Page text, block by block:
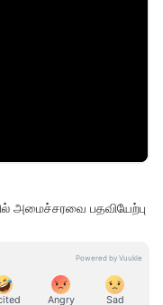
அமைச்சரவை பதவியேற்பு